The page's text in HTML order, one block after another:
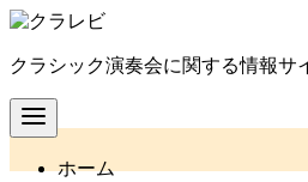
コ
テ
ン
ツ
移
クラシック演奏会に関する情報サ
ホーム